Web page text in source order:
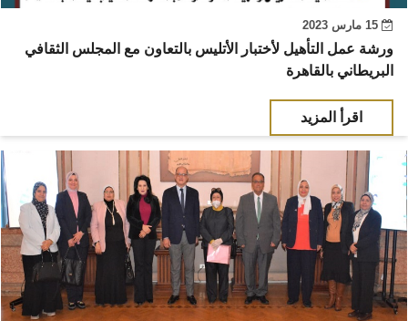
ورشة عمل التأهيل لأختبار الأتليس بالتعاون مع المجلس الثقافي
البريطاني بالقاهرة
اقرأ المزيد